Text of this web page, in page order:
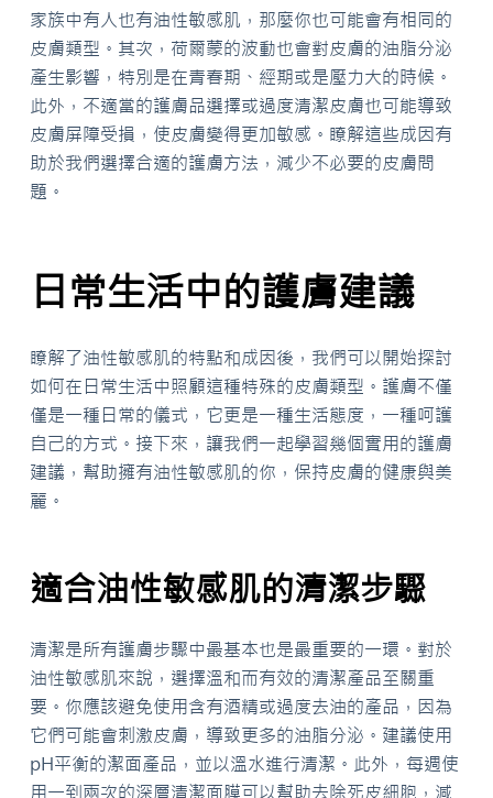
家族中有人也有油性敏感肌，那麼你也可能會有相同的
皮膚類型。其次，荷爾蒙的波動也會對皮膚的油脂分泌
產生影響，特別是在青春期、經期或是壓力大的時候。
此外，不適當的護膚品選擇或過度清潔皮膚也可能導致
皮膚屏障受損，使皮膚變得更加敏感。瞭解這些成因有
助於我們選擇合適的護膚方法，減少不必要的皮膚問
題。
日常生活中的護膚建議
瞭解了油性敏感肌的特點和成因後，我們可以開始探討
如何在日常生活中照顧這種特殊的皮膚類型。護膚不僅
僅是一種日常的儀式，它更是一種生活態度，一種呵護
自己的方式。接下來，讓我們一起學習幾個實用的護膚
建議，幫助擁有油性敏感肌的你，保持皮膚的健康與美
麗。
適合油性敏感肌的清潔步驟
清潔是所有護膚步驟中最基本也是最重要的一環。對於
油性敏感肌來說，選擇溫和而有效的清潔產品至關重
要。你應該避免使用含有酒精或過度去油的產品，因為
它們可能會刺激皮膚，導致更多的油脂分泌。建議使用
pH平衡的潔面產品，並以溫水進行清潔。此外，每週使
用一到兩次的深層清潔面膜可以幫助去除死皮細胞，減